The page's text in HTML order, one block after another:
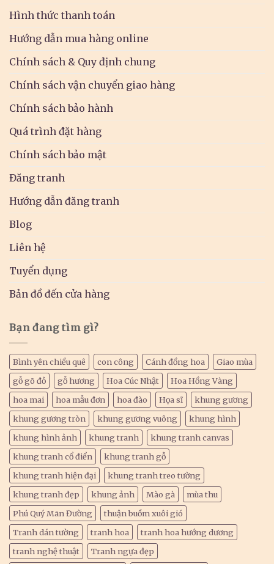
Hình thức thanh toán
Hướng dẫn mua hàng online
Chính sách & Quy định chung
Chính sách vận chuyển giao hàng
Chính sách bảo hành
Quá trình đặt hàng
Chính sách bảo mật
Đăng tranh
Hướng dẫn đăng tranh
Blog
Liên hệ
Tuyển dụng
Bản đồ đến cửa hàng
Bạn đang tìm gì?
Bình yên chiều quê con công Cánh đồng hoa
Giao mùa
gỗ gõ đỏ
gỗ hương Hoa Cúc Nhật
Hoa Hồng Vàng
hoa mai
hoa mẫu đơn hoa đào Họa sĩ
khung gương
khung gương tròn
khung gương vuông
khung hình
khung hình ảnh
khung tranh
khung tranh canvas
khung tranh cổ điển
khung tranh gỗ
khung tranh hiện đại
khung tranh treo tường
khung tranh đẹp
khung ảnh Mào gà
mùa thu
Phú Quý Mãn Đường
thuận buồm xuôi gió
Tranh dán tường
tranh hoa
tranh hoa hướng dương
tranh nghệ thuật
Tranh ngựa đẹp